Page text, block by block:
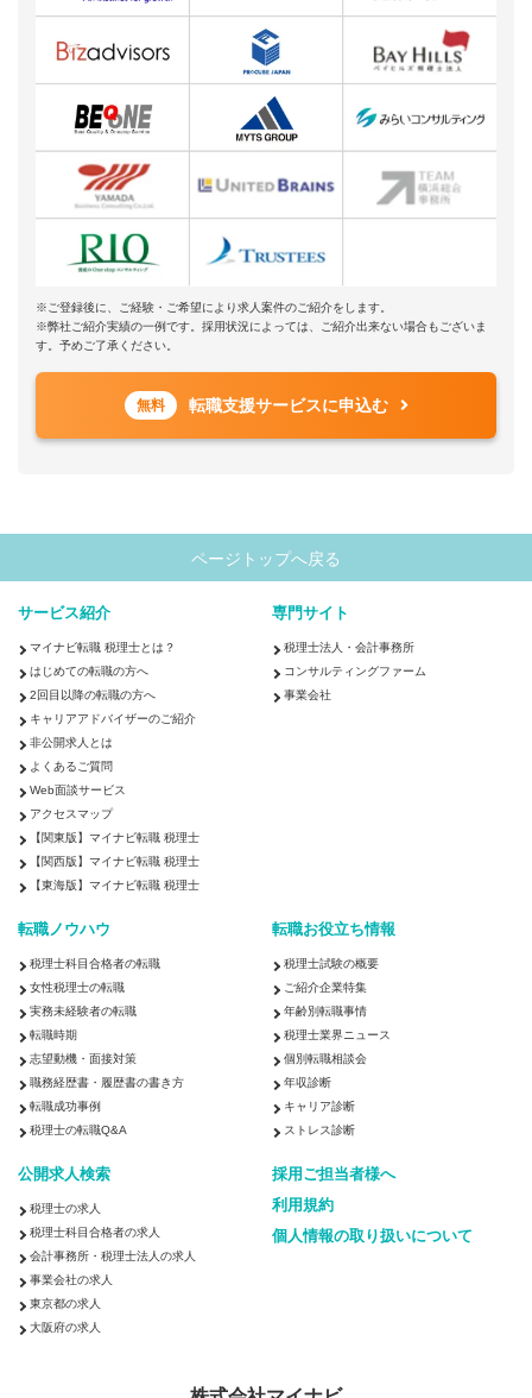
※ご登録後に、ご経験・ご希望により求人案件のご紹介をします。
※弊社ご紹介実績の一例です。採用状況によっては、ご紹介出来ない場合もございま
す。予めご了承ください。
無料 転職支援サービスに申込む
ページトップへ戻る
サービス紹介
マイナビ転職 税理士とは？
はじめての転職の方へ
2回目以降の転職の方へ
キャリアアドバイザーのご紹介
非公開求人とは
よくあるご質問
Web面談サービス
アクセスマップ
【関東版】マイナビ転職 税理士
【関西版】マイナビ転職 税理士
【東海版】マイナビ転職 税理士
専門サイト
税理士法人・会計事務所
コンサルティングファーム
事業会社
転職ノウハウ
税理士科目合格者の転職
女性税理士の転職
実務未経験者の転職
転職時期
志望動機・面接対策
職務経歴書・履歴書の書き方
転職成功事例
税理士の転職Q&A
転職お役立ち情報
税理士試験の概要
ご紹介企業特集
年齢別転職事情
税理士業界ニュース
個別転職相談会
年収診断
キャリア診断
ストレス診断
公開求人検索
税理士の求人
税理士科目合格者の求人
会計事務所・税理士法人の求人
事業会社の求人
東京都の求人
大阪府の求人
採用ご担当者様へ
利用規約
個人情報の取り扱いについて